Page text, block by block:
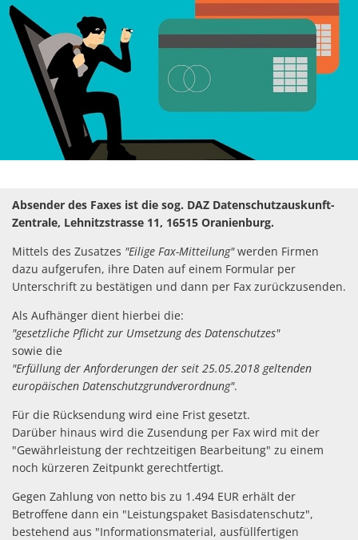
Absender des Faxes ist die sog. DAZ Datenschutzauskunft-
Zentrale, Lehnitzstrasse 11, 16515 Oranienburg.
Mittels des Zusatzes "Eilige Fax-Mitteilung"werden Firmen
dazu aufgerufen, ihre Daten auf einem Formular per
Unterschrift zu bestätigen und dann per Fax zurückzusenden.
Als Aufhänger dient hierbei die:
"gesetzliche Pflicht zur Umsetzung des Datenschutzes"
sowie die
"Erfüllung der Anforderungen der seit 25.05.2018 geltenden
europäischen Datenschutzgrundverordnung".
Für die Rücksendung wird eine Frist gesetzt.
Darüber hinaus wird die Zusendung per Fax wird mit der
"Gewährleistung der rechtzeitigen Bearbeitung" zu einem
noch kürzeren Zeitpunkt gerechtfertigt.
Gegen Zahlung von netto bis zu 1.494 EUR erhält der
Betroffene dann ein "Leistungspaket Basisdatenschutz",
bestehend aus "Informationsmaterial, ausfüllfertigen